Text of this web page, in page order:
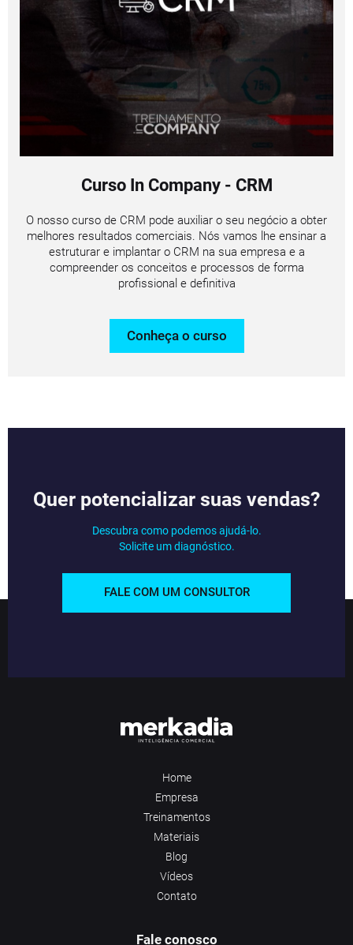
Curso In Company - CRM
O nosso curso de CRM pode auxiliar o seu negócio a obter
melhores resultados comerciais. Nós vamos lhe ensinar a
estruturar e implantar o CRM na sua empresa e a
compreender os conceitos e processos de forma
profissional e definitiva
Conheça o curso
Quer potencializar suas vendas?
Descubra como podemos ajudá-lo.
Solicite um diagnóstico.
FALE COM UM CONSULTOR
Home
Empresa
Treinamentos
Materiais
Blog
Vídeos
Contato
Fale conosco